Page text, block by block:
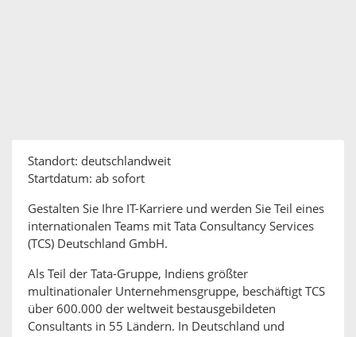
Standort: deutschlandweit
Startdatum: ab sofort
Gestalten Sie Ihre IT-Karriere und werden Sie Teil eines
internationalen Teams mit Tata Consultancy Services
(TCS) Deutschland GmbH.
Als Teil der Tata-Gruppe, Indiens größter
multinationaler Unternehmensgruppe, beschäftigt TCS
über 600.000 der weltweit bestausgebildeten
Consultants in 55 Ländern. In Deutschland und